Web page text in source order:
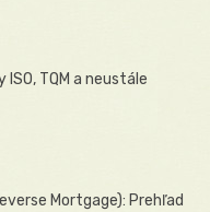
TQM a neustále
Mortgage): Prehľad